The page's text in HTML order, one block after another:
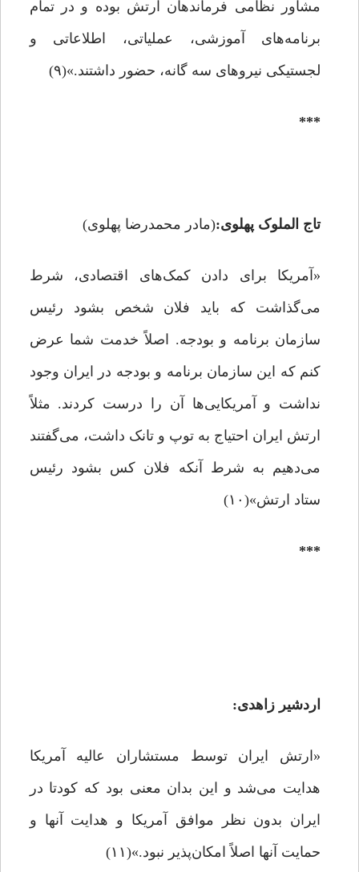
مشاور نظامی فرماندهان ارتش بوده و در تمام
برنامه‌های آموزشی، عملیاتی، اطلاعاتی و
لجستیکی نیروهای سه گانه، حضور داشتند.»(۹)
***
تاج الملوک پهلوی:(مادر محمدرضا پهلوی)
«آمریکا برای دادن کمک‌های اقتصادی، شرط
می‌گذاشت که باید فلان شخص بشود رئیس
سازمان برنامه و بودجه. اصلاً خدمت شما عرض
کنم که این سازمان برنامه و بودجه در ایران وجود
نداشت و آمریکایی‌ها آن را درست کردند. مثلاً
ارتش ایران احتیاج به توپ و تانک داشت، می‌گفتند
می‌دهیم به شرط آنکه فلان کس بشود رئیس
ستاد ارتش»(۱۰)
***
اردشیر زاهدی:
«ارتش ایران توسط مستشاران عالیه آمریکا
هدایت می‌شد و این بدان معنی بود که کودتا در
ایران بدون نظر موافق آمریکا و هدایت آنها و
حمایت آنها اصلاً امکان‌پذیر نبود.»(۱۱)